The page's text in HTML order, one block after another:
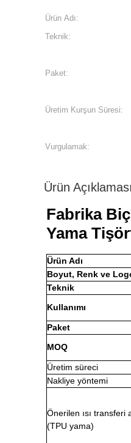
Ürün Adı:
Teknik:
Paket:
Üretim Kurşun Süresi:
Vurgulamak:
Ürün Açıklaması
Fabrika
Yama
Ürün Adı
Boyut, Renk ve
Teknik
Kullanımı
Paket
MOQ
Üretim süreci
Nakliye yöntemi
Önerilen ısı transferi
(TPU yama)